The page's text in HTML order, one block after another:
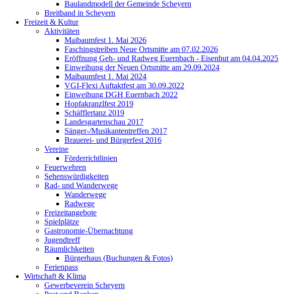
Baulandmodell der Gemeinde Scheyern
Breitband in Scheyern
Freizeit & Kultur
Aktivitäten
Maibaumfest 1. Mai 2026
Faschingstreiben Neue Ortsmitte am 07.02.2026
Eröffnung Geh- und Radweg Euernbach - Eisenhut am 04.04.2025
Einweihung der Neuen Ortsmitte am 29.09.2024
Maibaumfest 1. Mai 2024
VGI-Flexi Auftaktfest am 30.09.2022
Einweihung DGH Euernbach 2022
Hopfakranzlfest 2019
Schäfflertanz 2019
Landesgartenschau 2017
Sänger-/Musikantentreffen 2017
Brauerei- und Bürgerfest 2016
Vereine
Förderrichtlinien
Feuerwehren
Sehenswürdigkeiten
Rad- und Wanderwege
Wanderwege
Radwege
Freizeitangebote
Spielplätze
Gastronomie-Übernachtung
Jugendtreff
Räumlichkeiten
Bürgerhaus (Buchungen & Fotos)
Ferienpass
Wirtschaft & Klima
Gewerbeverein Scheyern